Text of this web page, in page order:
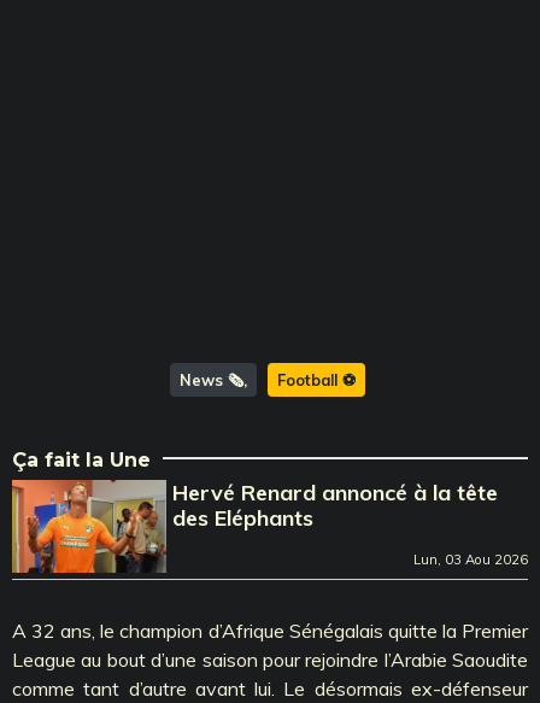
News 🗞️ Football ⚽️
Ça fait la Une
Hervé Renard annoncé à la tête
des Eléphants
Lun, 03 Aou 2026
A 32 ans, le champion d’Afrique Sénégalais quitte la Premier
League au bout d’une saison pour rejoindre l’Arabie Saoudite
comme tant d’autre avant lui. Le désormais ex-défenseur